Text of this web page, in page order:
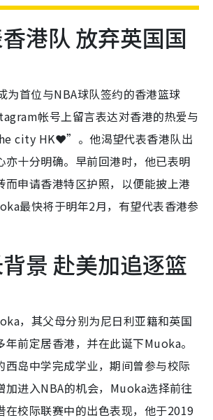
港队 放弃英国国
为首位与NBA球队签约的香港篮球
帐号上留言表达对香港的热爱与
city HK❤️”。他渴望代表香港队出
亦十分明确。早前回港时，他已表明
而申请香港特区护照，以便能披上港
最快将于明年2月，有望代表香港参
景 赴美加追逐篮
，其父母分别为尼日利亚籍和英国
前定居香港，并在此诞下Muoka。
西岛中学完成学业，期间曾参与校际
加进入NBA的机会，Muoka选择前往
在校际联赛中的出色表现，他于2019